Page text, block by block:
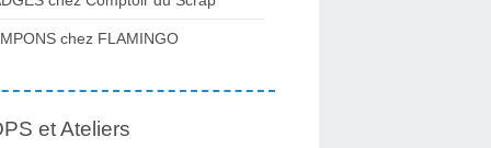
chez FLAMINGO
et Ateliers